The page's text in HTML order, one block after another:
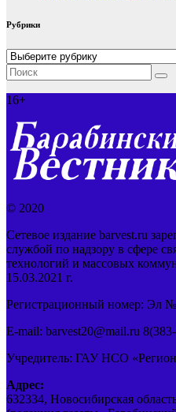
Рубрики
Рубрики
16+
© 2020
Сетевое издание barvest.ru
службой по надзору в сфере
технологий и массовых
15.03.2021 г.
Регистрационный номер: Эл
E-mail: barvest20@mail.ru
Учредитель: ГАУ НСО
Адрес:
632334, Новосибирская